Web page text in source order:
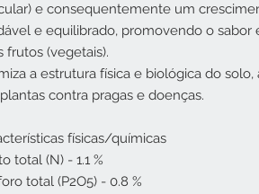
e consequentemente um
e equilibrado, promovendo o sabor
frutos (vegetais).
a estrutura física e biológica do
contra pragas e doenças.
físicas/químicas
total (N) - 1.1 %
total (P2O5) - 0.8 %